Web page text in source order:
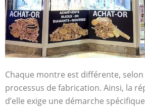
Chaque montre est différente,
processus de fabrication. Ainsi, la
d’elle exige une démarche